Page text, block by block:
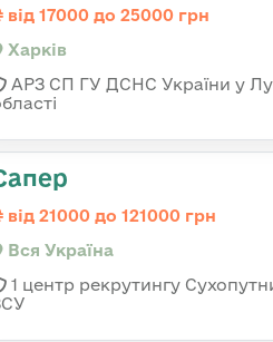
від 17000 до 25000 грн
Харків
АРЗ СП ГУ ДСНС України у
від 21000 до 121000 грн
Вся Україна
1 центр рекрутингу